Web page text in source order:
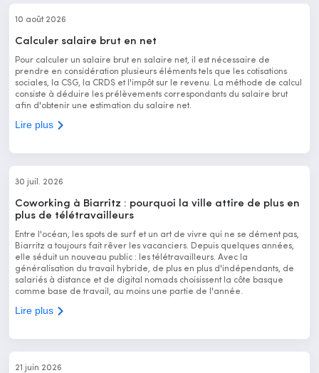
10 août 2026
Calculer salaire brut en net
Pour calculer un salaire brut en salaire net, il est nécessaire de
prendre en considération plusieurs éléments tels que les cotisations
sociales, la CSG, la CRDS et l'impôt sur le revenu. La méthode de calcul
consiste à déduire les prélèvements correspondants du salaire brut
afin d'obtenir une estimation du salaire net.
Lire plus
30 juil. 2026
Coworking à Biarritz : pourquoi la ville attire de plus en
plus de télétravailleurs
Entre l'océan, les spots de surf et un art de vivre qui ne se dément pas,
Biarritz a toujours fait rêver les vacanciers. Depuis quelques années,
elle séduit un nouveau public : les télétravailleurs. Avec la
généralisation du travail hybride, de plus en plus d'indépendants, de
salariés à distance et de digital nomads choisissent la côte basque
comme base de travail, au moins une partie de l'année.
Lire plus
21 juin 2026